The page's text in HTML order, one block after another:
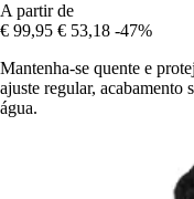
A partir de
€ 99,95 € 53,18 -47%
Mantenha-se quente e
ajuste regular, acabamento
água.